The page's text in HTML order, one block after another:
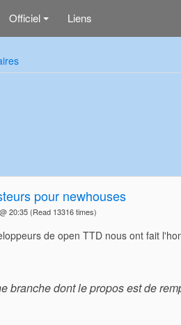
Officiel Liens
pour newhouses
20:35(Read 13316 times)
de open TTD nous ont fait
branche dont le propos est de